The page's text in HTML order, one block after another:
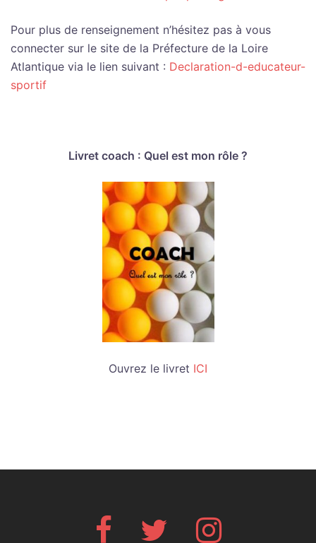
Pour plus de renseignement n’hésitez pas à vous
connecter sur le site de la Préfecture de la Loire
Atlantique via le lien suivant : Declaration-d-educateur-
sportif
Livret coach : Quel est mon rôle ?
Ouvrez le livret ICI
Facebook Twitter Instagram